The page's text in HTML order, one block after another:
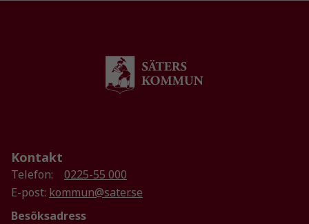
Kontakt
Telefon:
0225-55 000
E-post: kommun@sater.se
Besöksadress